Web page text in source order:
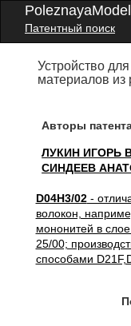
Патентный поиск
Устройство
материалов из
Авторы
ЛУКИН ИГОРЬ
СИНДЕЕВ
D04H3/02-
волокон,
мононитей в
25/00;
способами